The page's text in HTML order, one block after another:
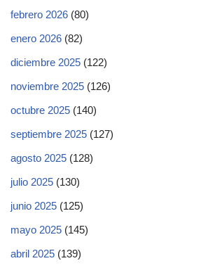
febrero 2026 (80)
enero 2026 (82)
diciembre 2025 (122)
noviembre 2025 (126)
octubre 2025 (140)
septiembre 2025 (127)
agosto 2025 (128)
julio 2025 (130)
junio 2025 (125)
mayo 2025 (145)
abril 2025 (139)